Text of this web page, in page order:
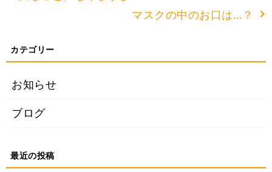
マスクの中のお口は…？
お知らせ
ブログ